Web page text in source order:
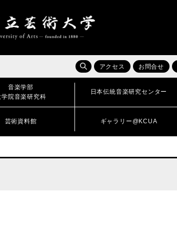
アクセス お問合せ
音楽学部
学院音楽研究科
日本伝統音楽研究センター
芸術資料館 ギャラリー@KCUA